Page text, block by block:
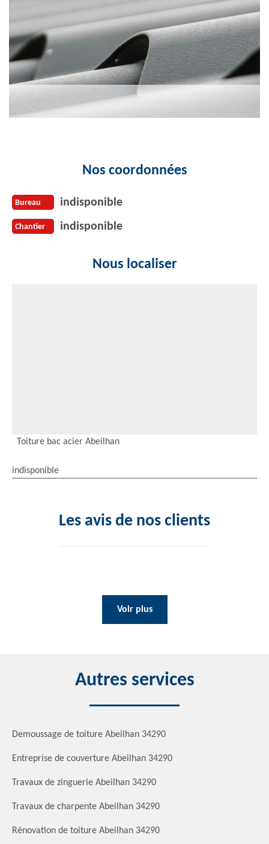
Nos coordonnées
Bureau indisponible
Chantier indisponible
Nous localiser
Toiture bac acier Abeilhan
indisponible
Les avis de nos clients
Voir plus
Autres services
Demoussage de toiture Abeilhan 34290
Entreprise de couverture Abeilhan 34290
Travaux de zinguerie Abeilhan 34290
Travaux de charpente Abeilhan 34290
Rénovation de toiture Abeilhan 34290